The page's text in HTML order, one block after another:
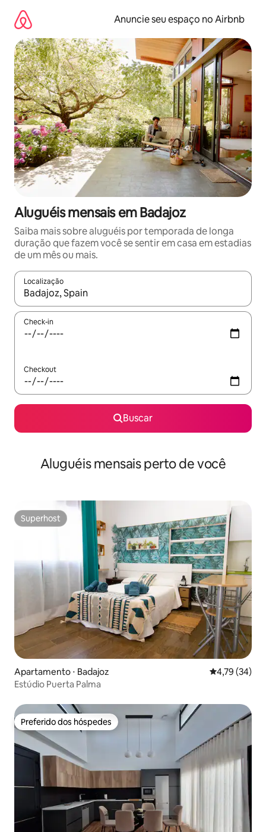
para
conteúdo
Anuncie seu espaço no Airbnb
Aluguéis mensais em Badajoz
Saiba mais sobre aluguéis por temporada de longa
duração que fazem você se sentir em casa em estadias
de um mês ou mais.
Localização
Quando os resultados estiverem disponíveis, explore-os
Check-in
Checkout
Buscar
Aluguéis mensais perto de você
Superhost
Superhost
Apartamento ⋅ Badajoz 4,79 de uma
4,79 (34)
Estúdio Puerta Palma
Preferido dos hóspedes
Preferido dos hóspedes